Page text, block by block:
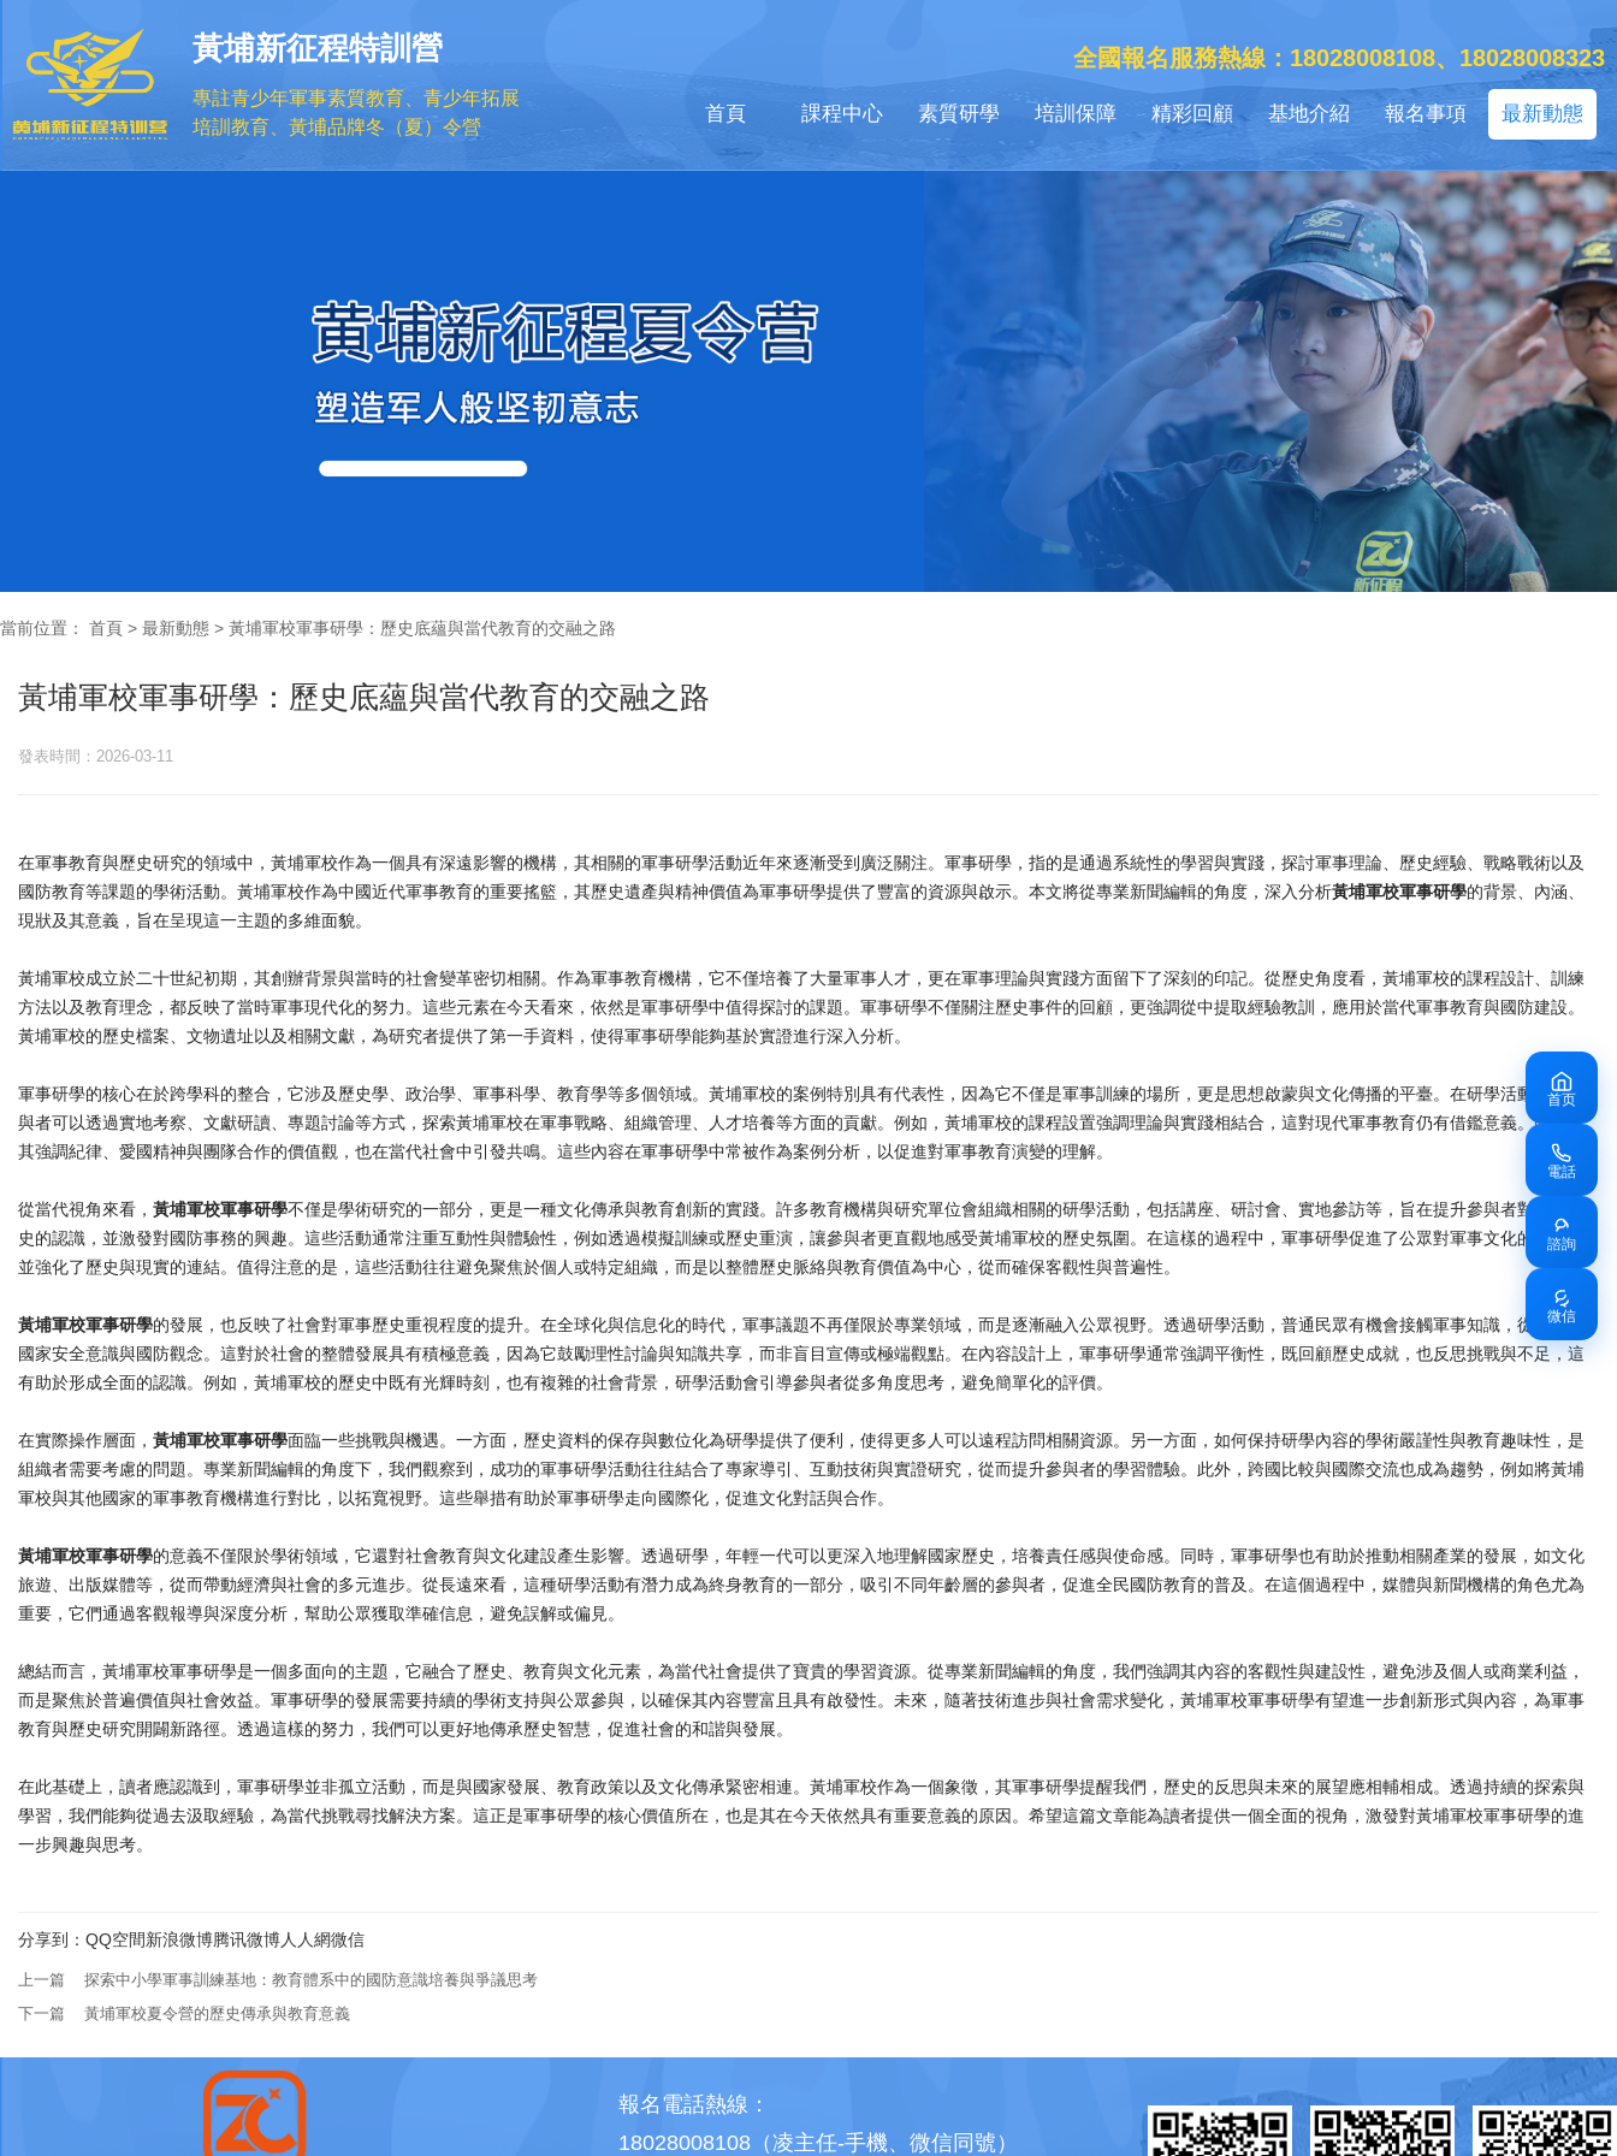
黃埔新征程特訓營
專註青少年軍事素質教育、青少年拓展
培訓教育、黃埔品牌冬（夏）令營
全國報名服務熱線：18028008108、18028008323
首頁 課程中心 素質研學 培訓保障 精彩回顧 基地介紹 報名事項 最新動態
當前位置： 首頁 > 最新動態 > 黃埔軍校軍事研學：歷史底蘊與當代教育的交融之路
黃埔軍校軍事研學：歷史底蘊與當代教育的交融之路
發表時間：2026-03-11
在軍事教育與歷史研究的領域中，黃埔軍校作為一個具有深遠影響的機構，其相關的軍事研學活動近年來逐漸受到廣泛關注。軍事研學，指的是通過系統性的學習與實踐，探討軍事理論、歷史經驗、戰略戰術以及
國防教育等課題的學術活動。黃埔軍校作為中國近代軍事教育的重要搖籃，其歷史遺產與精神價值為軍事研學提供了豐富的資源與啟示。本文將從專業新聞編輯的角度，深入分析黃埔軍校軍事研學的背景、內涵、
現狀及其意義，旨在呈現這一主題的多維面貌。
黃埔軍校成立於二十世紀初期，其創辦背景與當時的社會變革密切相關。作為軍事教育機構，它不僅培養了大量軍事人才，更在軍事理論與實踐方面留下了深刻的印記。從歷史角度看，黃埔軍校的課程設計、訓練
方法以及教育理念，都反映了當時軍事現代化的努力。這些元素在今天看來，依然是軍事研學中值得探討的課題。軍事研學不僅關注歷史事件的回顧，更強調從中提取經驗教訓，應用於當代軍事教育與國防建設。
黃埔軍校的歷史檔案、文物遺址以及相關文獻，為研究者提供了第一手資料，使得軍事研學能夠基於實證進行深入分析。
軍事研學的核心在於跨學科的整合，它涉及歷史學、政治學、軍事科學、教育學等多個領域。黃埔軍校的案例特別具有代表性，因為它不僅是軍事訓練的場所，更是思想啟蒙與文化傳播的平臺。在研學活動中，參
與者可以透過實地考察、文獻研讀、專題討論等方式，探索黃埔軍校在軍事戰略、組織管理、人才培養等方面的貢獻。例如，黃埔軍校的課程設置強調理論與實踐相結合，這對現代軍事教育仍有借鑑意義。此外，
其強調紀律、愛國精神與團隊合作的價值觀，也在當代社會中引發共鳴。這些內容在軍事研學中常被作為案例分析，以促進對軍事教育演變的理解。
從當代視角來看， 黃埔軍校軍事研學不僅是學術研究的一部分，更是一種文化傳承與教育創新的實踐。許多教育機構與研究單位會組織相關的研學活動，包括講座、研討會、實地參訪等，旨在提升參與者對軍事歷
史的認識，並激發對國防事務的興趣。這些活動通常注重互動性與體驗性，例如透過模擬訓練或歷史重演，讓參與者更直觀地感受黃埔軍校的歷史氛圍。在這樣的過程中，軍事研學促進了公眾對軍事文化的理解，
並強化了歷史與現實的連結。值得注意的是，這些活動往往避免聚焦於個人或特定組織，而是以整體歷史脈絡與教育價值為中心，從而確保客觀性與普遍性。
黃埔軍校軍事研學的發展，也反映了社會對軍事歷史重視程度的提升。在全球化與信息化的時代，軍事議題不再僅限於專業領域，而是逐漸融入公眾視野。透過研學活動，普通民眾有機會接觸軍事知識，從而培養
國家安全意識與國防觀念。這對於社會的整體發展具有積極意義，因為它鼓勵理性討論與知識共享，而非盲目宣傳或極端觀點。在內容設計上，軍事研學通常強調平衡性，既回顧歷史成就，也反思挑戰與不足，這
有助於形成全面的認識。例如，黃埔軍校的歷史中既有光輝時刻，也有複雜的社會背景，研學活動會引導參與者從多角度思考，避免簡單化的評價。
在實際操作層面， 黃埔軍校軍事研學面臨一些挑戰與機遇。一方面，歷史資料的保存與數位化為研學提供了便利，使得更多人可以遠程訪問相關資源。另一方面，如何保持研學內容的學術嚴謹性與教育趣味性，是
組織者需要考慮的問題。專業新聞編輯的角度下，我們觀察到，成功的軍事研學活動往往結合了專家導引、互動技術與實證研究，從而提升參與者的學習體驗。此外，跨國比較與國際交流也成為趨勢，例如將黃埔
軍校與其他國家的軍事教育機構進行對比，以拓寬視野。這些舉措有助於軍事研學走向國際化，促進文化對話與合作。
黃埔軍校軍事研學的意義不僅限於學術領域，它還對社會教育與文化建設產生影響。透過研學，年輕一代可以更深入地理解國家歷史，培養責任感與使命感。同時，軍事研學也有助於推動相關產業的發展，如文化
旅遊、出版媒體等，從而帶動經濟與社會的多元進步。從長遠來看，這種研學活動有潛力成為終身教育的一部分，吸引不同年齡層的參與者，促進全民國防教育的普及。在這個過程中，媒體與新聞機構的角色尤為
重要，它們通過客觀報導與深度分析，幫助公眾獲取準確信息，避免誤解或偏見。
總結而言，黃埔軍校軍事研學是一個多面向的主題，它融合了歷史、教育與文化元素，為當代社會提供了寶貴的學習資源。從專業新聞編輯的角度，我們強調其內容的客觀性與建設性，避免涉及個人或商業利益，
而是聚焦於普遍價值與社會效益。軍事研學的發展需要持續的學術支持與公眾參與，以確保其內容豐富且具有啟發性。未來，隨著技術進步與社會需求變化，黃埔軍校軍事研學有望進一步創新形式與內容，為軍事
教育與歷史研究開闢新路徑。透過這樣的努力，我們可以更好地傳承歷史智慧，促進社會的和諧與發展。
在此基礎上，讀者應認識到，軍事研學並非孤立活動，而是與國家發展、教育政策以及文化傳承緊密相連。黃埔軍校作為一個象徵，其軍事研學提醒我們，歷史的反思與未來的展望應相輔相成。透過持續的探索與
學習，我們能夠從過去汲取經驗，為當代挑戰尋找解決方案。這正是軍事研學的核心價值所在，也是其在今天依然具有重要意義的原因。希望這篇文章能為讀者提供一個全面的視角，激發對黃埔軍校軍事研學的進
一步興趣與思考。
分享到： QQ空間新浪微博腾讯微博人人網微信
上一篇 探索中小學軍事訓練基地：教育體系中的國防意識培養與爭議思考
下一篇 黃埔軍校夏令營的歷史傳承與教育意義
報名電話熱線：
18028008108（凌主任-手機、微信同號）
首页
電話
諮詢
微信